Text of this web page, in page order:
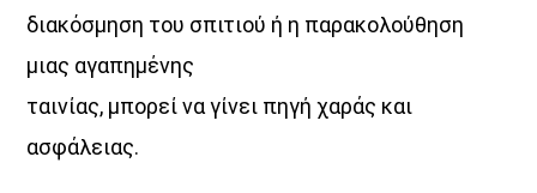
διακόσμηση του σπιτιού ή η παρακολούθηση
μιας αγαπημένης
ταινίας, μπορεί να γίνει πηγή χαράς και
ασφάλειας.